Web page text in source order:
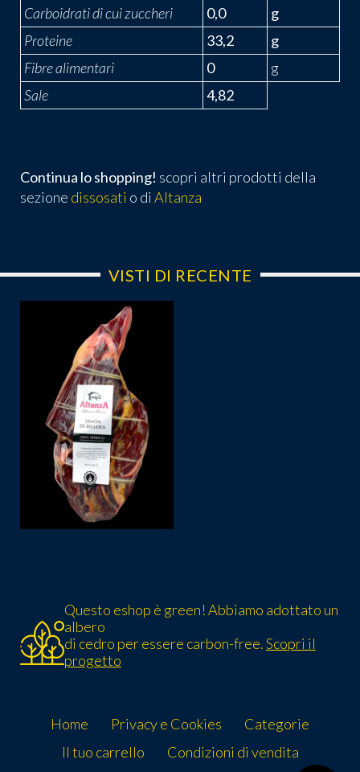
Carboidrati di cui zuccheri
0,0
g
Proteine
33,2
g
Fibre alimentari
0
g
Sale
4,82
Continua lo shopping! scopri altri prodotti della
sezione dissosati o di Altanza
VISTI DI RECENTE
Questo eshop è green! Abbiamo adottato un
albero
di cedro per essere carbon-free.Scopri il
progetto
Home Privacy e Cookies
Categorie
Il tuo carrello
Condizioni di vendita